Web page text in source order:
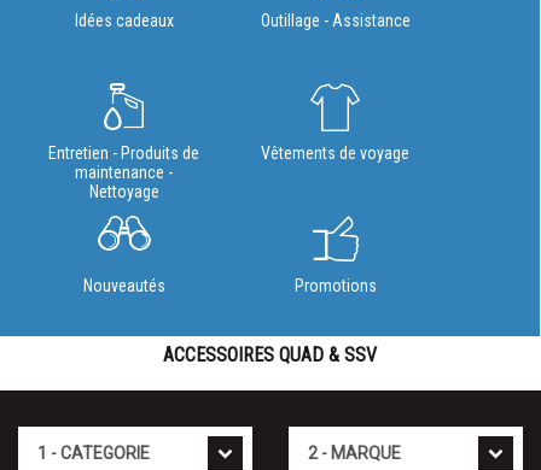
Idées cadeaux Outillage - Assistance
Entretien - Produits de
maintenance -
Nettoyage
Vêtements de voyage
Nouveautés Promotions
ACCESSOIRES QUAD & SSV